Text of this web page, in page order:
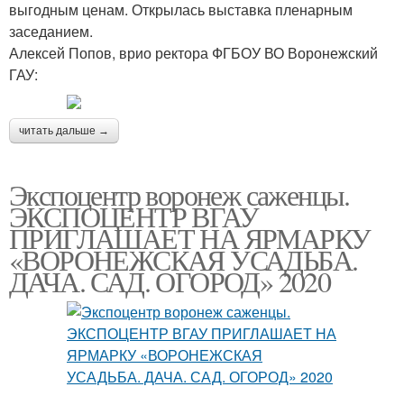
выгодным ценам. Открылась выставка пленарным
заседанием.
Алексей Попов, врио ректора ФГБОУ ВО Воронежский
ГАУ:
читать дальше →
Экспоцентр воронеж саженцы.
ЭКСПОЦЕНТР ВГАУ
ПРИГЛАШАЕТ НА ЯРМАРКУ
«ВОРОНЕЖСКАЯ УСАДЬБА.
ДАЧА. САД. ОГОРОД» 2020